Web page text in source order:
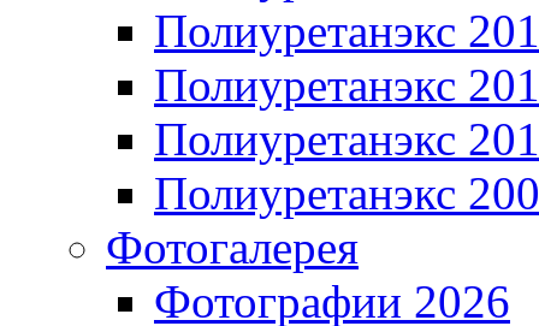
Полиуретанэкс
Полиуретанэкс
Полиуретанэкс
Полиуретанэкс
Фотогалерея
Фотографии 2026